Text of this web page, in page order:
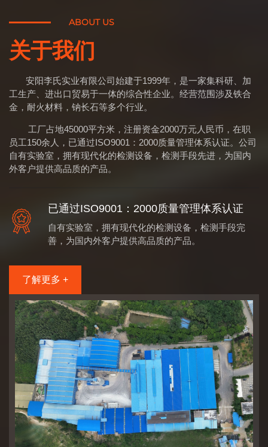
ABOUT US
关于我们
安阳李氏实业有限公司始建于1999年，是一家集科研、加
工生产、进出口贸易于一体的综合性企业。经营范围涉及铁合
金，耐火材料，钠长石等多个行业。
工厂占地45000平方米，注册资金2000万元人民币，在职
员工150余人，已通过ISO9001：2000质量管理体系认证。公司
自有实验室，拥有现代化的检测设备，检测手段先进，为国内
外客户提供高品质的产品。
已通过ISO9001：2000质量管理体系认证
自有实验室，拥有现代化的检测设备，检测手段完
善，为国内外客户提供高品质的产品。
了解更多 +